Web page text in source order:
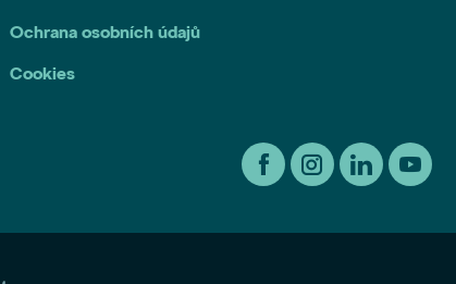
Ochrana osobních údajů
Cookies